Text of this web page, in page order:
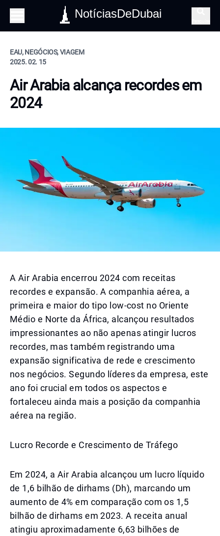
NotíciasDeDubai
EAU, NEGÓCIOS, VIAGEM
2025. 02. 15
Air Arabia alcança recordes em
2024
A Air Arabia encerrou 2024 com receitas
recordes e expansão. A companhia aérea, a
primeira e maior do tipo low-cost no Oriente
Médio e Norte da África, alcançou resultados
impressionantes ao não apenas atingir lucros
recordes, mas também registrando uma
expansão significativa de rede e crescimento
nos negócios. Segundo líderes da empresa, este
ano foi crucial em todos os aspectos e
fortaleceu ainda mais a posição da companhia
aérea na região.
Lucro Recorde e Crescimento de Tráfego
Em 2024, a Air Arabia alcançou um lucro líquido
de 1,6 bilhão de dirhams (Dh), marcando um
aumento de 4% em comparação com os 1,5
bilhão de dirhams em 2023. A receita anual
atingiu aproximadamente 6,63 bilhões de